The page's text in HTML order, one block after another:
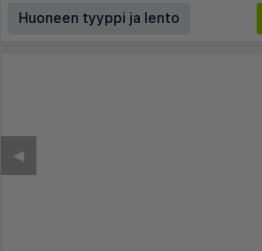
Huoneen tyyppi ja lento
◀︎